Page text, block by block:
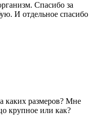
Спасибо за
И отдельное спасибо
каких размеров? Мне
крупное или как?